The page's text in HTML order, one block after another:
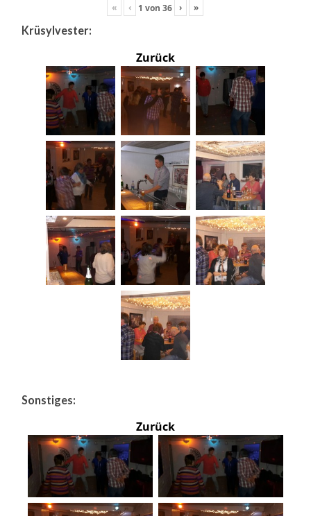
« ‹ 1 von36 › »
Krüsylvester:
Zurück
Sonstiges:
Zurück